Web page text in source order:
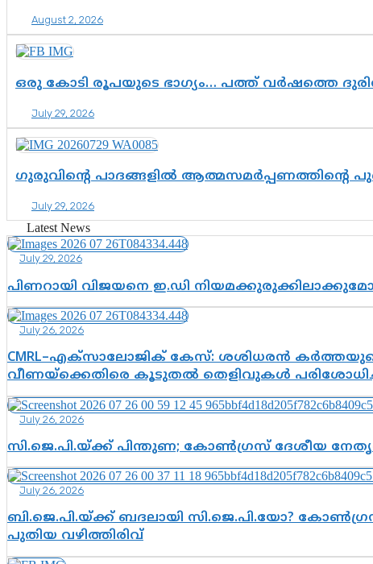
August 2, 2026
ഒരു കോടി രൂപയുടെ ഭാഗ്യം… പത്ത് വർഷത്തെ
July 29, 2026
ഗുരുവിന്റെ പാദങ്ങളിൽ ആത്മസമർപ്പണത്തിന്റെ
July 29, 2026
Latest News
July 29, 2026
പിണറായി വിജയനെ ഇ.ഡി
July 26, 2026
CMRL–എക്‌സാലോജിക് കേസ്: ശശിധരൻ
വീണയ്‌ക്കെതിരെ കൂടുതൽ തെളിവുകൾ
July 26, 2026
സി.ജെ.പി.യ്ക്ക് പിന്തുണ; കോൺഗ്രസ് ദേശീയ
July 26, 2026
ബി.ജെ.പി.യ്ക്ക് ബദലായി സി.ജെ.പി.യോ?
പുതിയ വഴിത്തിരിവ്